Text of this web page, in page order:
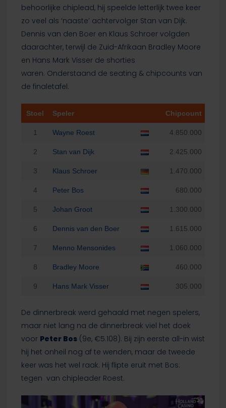
behoorlijke chiplead, hij speelde letterlijk twee keer
zo veel als ‘naaste’ achtervolger Stan van Dijk.
Dennis van den Boer en Klaus Schroer volgden
daarachter, terwijl de Zuid-Afrikaan Bradley Moore
en Hans Mark Visser de shorties
waren. Onderstaand de seating & chipcounts van
de finaletafel.
Stoel Speler Chipcount
1 Wayne Roest 4.850.000
2 Stan van Dijk 2.425.000
3 Klaus Schroer 1.470.000
4 Peter Bos 680.000
5 Johan Groot 1.300.000
6 Dennis van den Boer 1.615.000
7 Menno Mensonides 1.060.000
8 Bradley Moore 460.000
9 Hans Mark Visser 305.000
De dinnerbreak werd gehaald met negen spelers,
maar niet lang na de dinnerbreak viel het doek
voor Peter Bos(9e, €5.108). Bij zijn eerste all-in wist
hij het onheil nog af te wenden, maar de tweede
keer was het wel raak. Hij flipte eruit met Bos:
tegen van chipleader Roest.